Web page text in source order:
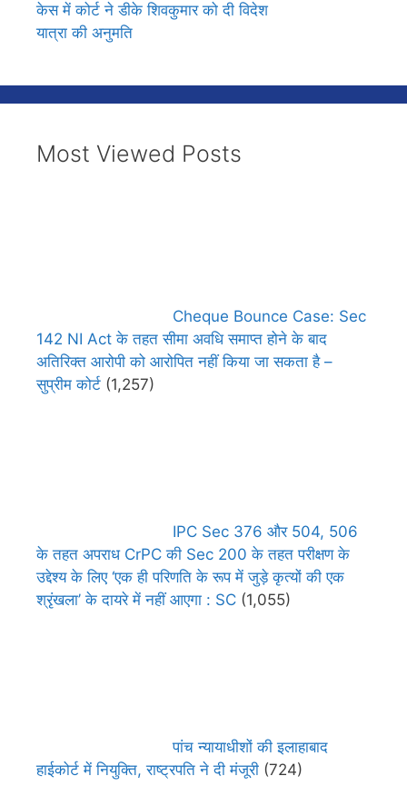
केस में कोर्ट ने डीके शिवकुमार को दी विदेश
यात्रा की अनुमति
Most Viewed Posts
Cheque Bounce Case: Sec
142 NI Act के तहत सीमा अवधि समाप्त होने के बाद
अतिरिक्त आरोपी को आरोपित नहीं किया जा सकता है –
सुप्रीम कोर्ट (1,257)
IPC Sec 376 और 504, 506
के तहत अपराध CrPC की Sec 200 के तहत परीक्षण के
उद्देश्य के लिए ‘एक ही परिणति के रूप में जुड़े कृत्यों की एक
श्रृंखला’ के दायरे में नहीं आएगा : SC (1,055)
पांच न्यायाधीशों की इलाहाबाद
हाईकोर्ट में नियुक्ति, राष्ट्रपति ने दी मंजूरी (724)